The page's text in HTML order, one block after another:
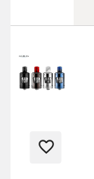
favorite_border